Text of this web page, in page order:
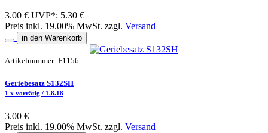
3.00 € UVP*: 5.30 €
Preis inkl. 19.00% MwSt. zzgl. Versand
in den Warenkorb
Artikelnummer: F1156
Geriebesatz S132SH
1 x vorrätig / 1.8.18
3.00 €
Preis inkl. 19.00% MwSt. zzgl. Versand